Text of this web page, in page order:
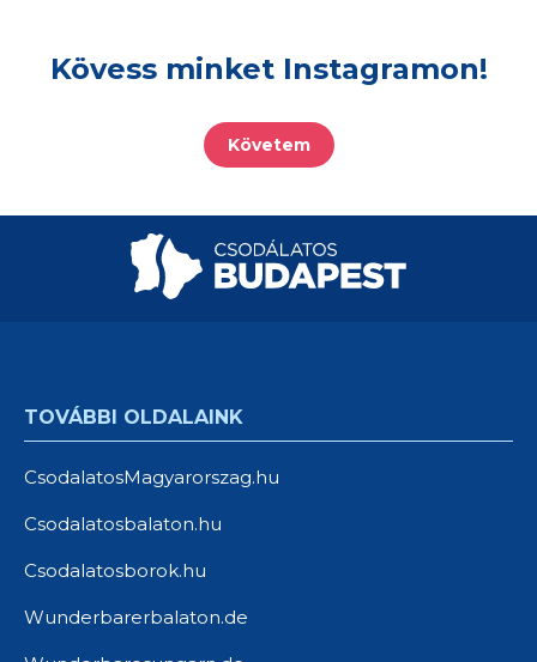
Kövess minket Instagramon!
Követem
TOVÁBBI OLDALAINK
CsodalatosMagyarorszag.hu
Csodalatosbalaton.hu
Csodalatosborok.hu
Wunderbarerbalaton.de